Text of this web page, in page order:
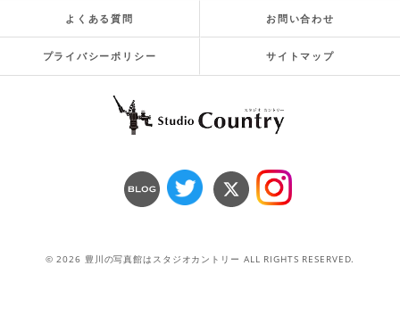
よくある質問 お問い合わせ
プライバシーポリシー サイトマップ
© 2026 豊川の写真館はスタジオカントリー ALL RIGHTS RESERVED.